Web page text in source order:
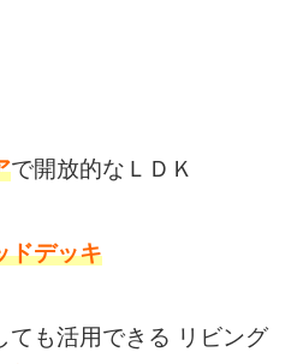
で開放的なＬＤＫ
ドデッキ
ても活用できる リビング